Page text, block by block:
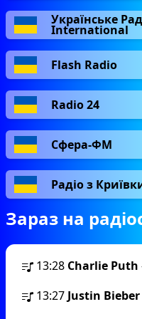
будуть
священика. Це все
контролем. Тільки
виконавці,
Українське
International
Flash Radio
Radio 24
Сфера-ФМ
Радіо з
Зараз на
13:28 Charlie Puth
13:27 Justin Bieber